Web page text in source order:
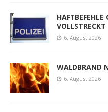
HAFTBEFEHLE
VOLLSTRECKT
6. August 2026
WALDBRAND
6. August 2026